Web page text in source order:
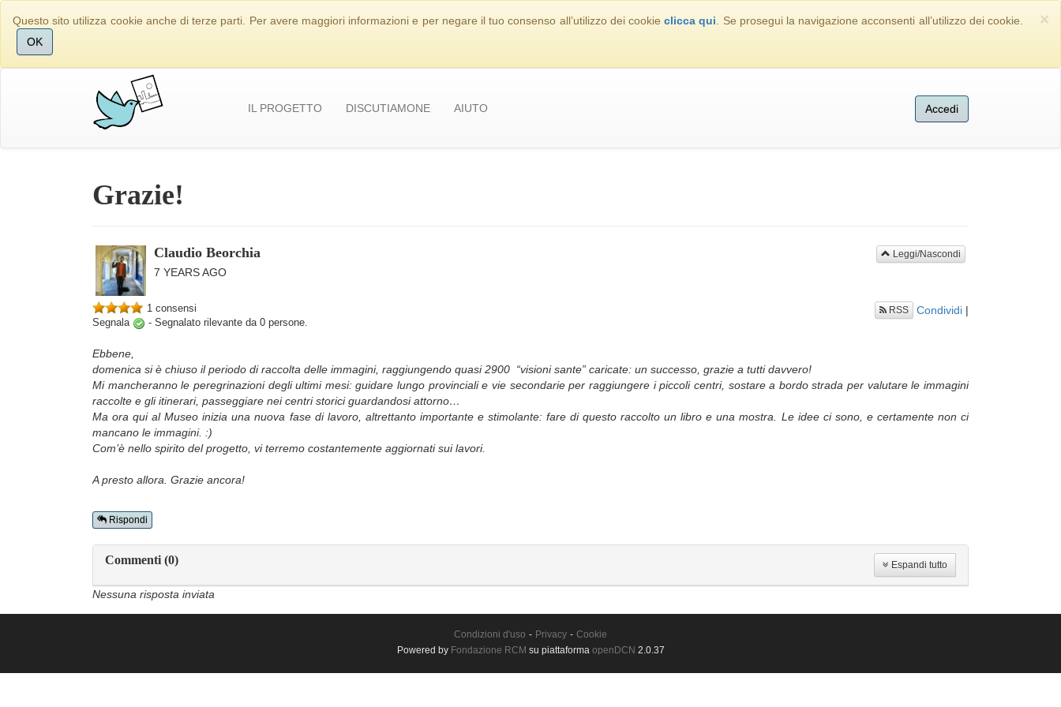
×
Questo sito utilizza cookie anche di terze parti. Per avere maggiori informazioni e per negare il tuo consenso all’utilizzo dei cookieclicca qui . Se prosegui la navigazione acconsenti all’utilizzo dei cookie.
OK
IL PROGETTO DISCUTIAMONE AIUTO Accedi
Grazie!
Claudio Beorchia Leggi/Nascondi
7 YEARS AGO
1 consensi
Segnala
- Segnalato rilevante da 0 persone.
RSS Condividi |
Ebbene,
domenica si è chiuso il periodo di raccolta delle immagini, raggiungendo quasi 2900 “visioni sante” caricate: un successo, grazie a tutti davvero!
Mi mancheranno le peregrinazioni degli ultimi mesi: guidare lungo provinciali e vie secondarie per raggiungere i piccoli centri, sostare a bordo strada per valutare le immagini
raccolte e gli itinerari, passeggiare nei centri storici guardandosi attorno…
Ma ora qui al Museo inizia una nuova fase di lavoro, altrettanto importante e stimolante: fare di questo raccolto un libro e una mostra. Le idee ci sono, e certamente non ci
mancano le immagini. :)
Com’è nello spirito del progetto, vi terremo costantemente aggiornati sui lavori.
A presto allora. Grazie ancora!
Rispondi
Commenti (0) Espandi tutto
Nessuna risposta inviata
Condizioni d'uso - Privacy - Cookie
Powered by Fondazione RCM su piattaforma openDCN 2.0.37